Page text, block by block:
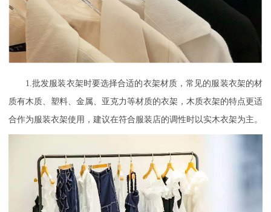
1.批发服装衣架时要选择合适的衣架材质，常见的服装衣架的材
质有木质、塑料、金属、亚克力等材质的衣架，木质衣架的特点更适
合作为服装衣架使用，建议在符合服装店的调性时以实木衣架为主。